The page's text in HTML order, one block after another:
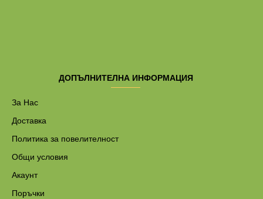
ДОПЪЛНИТЕЛНА ИНФОРМАЦИЯ
За Нас
Доставка
Политика за повелителност
Общи условия
Акаунт
Поръчки